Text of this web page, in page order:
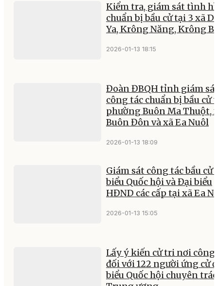
Kiểm tra, giám sát tình
chuẩn bị bầu cử tại 3 xã
Ya, Krông Năng, Krông
2026-01-13 18:15
Đoàn ĐBQH tỉnh giám sát
công tác chuẩn bị bầu cử
phường Buôn Ma Thuột,
Buôn Đôn và xã Ea Nuôl
2026-01-13 18:09
Giám sát công tác bầu cử
biểu Quốc hội và Đại biểu
HĐND các cấp tại xã Ea
2026-01-13 15:05
Lấy ý kiến cử tri nơi công
đối với 122 người ứng cử
biểu Quốc hội chuyên